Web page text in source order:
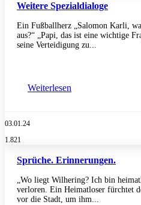
Weitere Spezialdialoge
Ein Fußballherz „Salomon Karli,
aus?“ „Papi, das ist eine wichtige
seine Verteidigung zu...
Weiterlesen
03.01.24
1.821
Sprüche. Erinnerungen.
„Wo liegt Wilhering? Ich bin
verloren. Ein Heimatloser fürchtet
vor die Stadt, um ihm...